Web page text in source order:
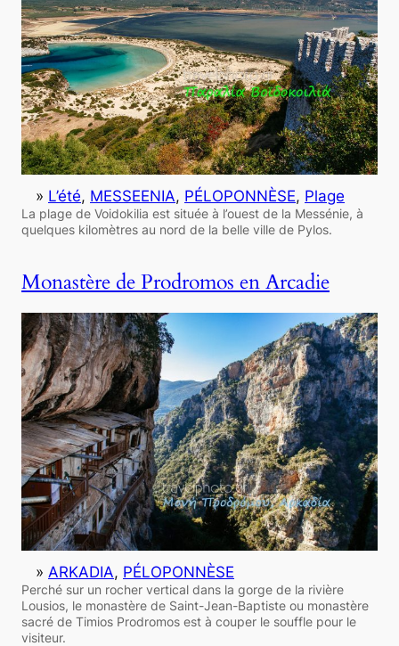
» L’été, MESSEENIA, PÉLOPONNÈSE, Plage
La plage de Voidokilia est située à l’ouest de la Messénie, à
quelques kilomètres au nord de la belle ville de Pylos.
Monastère de Prodromos en Arcadie
» ARKADIA, PÉLOPONNÈSE
Perché sur un rocher vertical dans la gorge de la rivière
Lousios, le monastère de Saint-Jean-Baptiste ou monastère
sacré de Timios Prodromos est à couper le souffle pour le
visiteur.